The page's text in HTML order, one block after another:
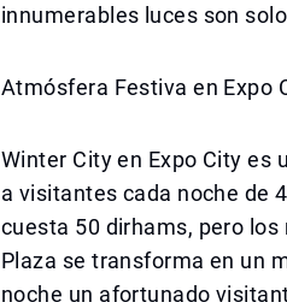
innumerables luces son
Atmósfera Festiva en Expo
Winter City en Expo City es
a visitantes cada noche de
cuesta 50 dirhams, pero
Plaza se transforma en un
noche un afortunado